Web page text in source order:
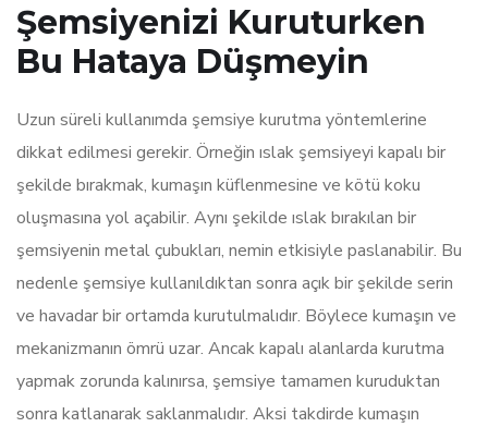
Şemsiyenizi Kuruturken
Bu Hataya Düşmeyin
Uzun süreli kullanımda şemsiye kurutma yöntemlerine
dikkat edilmesi gerekir. Örneğin ıslak şemsiyeyi kapalı bir
şekilde bırakmak, kumaşın küflenmesine ve kötü koku
oluşmasına yol açabilir. Aynı şekilde ıslak bırakılan bir
şemsiyenin metal çubukları, nemin etkisiyle paslanabilir. Bu
nedenle şemsiye kullanıldıktan sonra açık bir şekilde serin
ve havadar bir ortamda kurutulmalıdır. Böylece kumaşın ve
mekanizmanın ömrü uzar. Ancak kapalı alanlarda kurutma
yapmak zorunda kalınırsa, şemsiye tamamen kuruduktan
sonra katlanarak saklanmalıdır. Aksi takdirde kumaşın